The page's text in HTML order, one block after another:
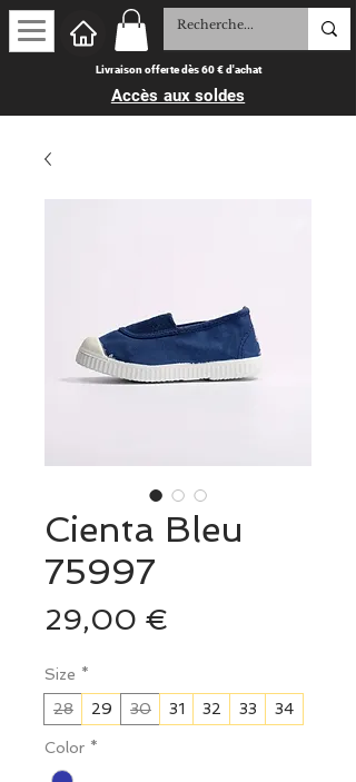
Livraison offerte dès 60 € d'achat
Accès aux soldes
Cienta Bleu
75997
29,00 €
Size *
28
29 30 31 32 33 34
Color *